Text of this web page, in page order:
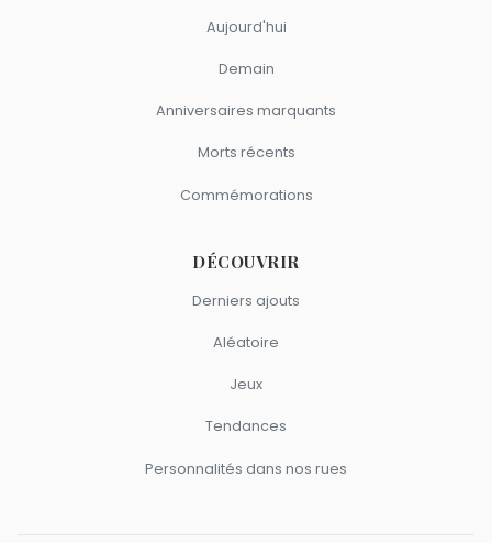
Aujourd'hui
Demain
Anniversaires marquants
Morts récents
Commémorations
DÉCOUVRIR
Derniers ajouts
Aléatoire
Jeux
Tendances
Personnalités dans nos rues